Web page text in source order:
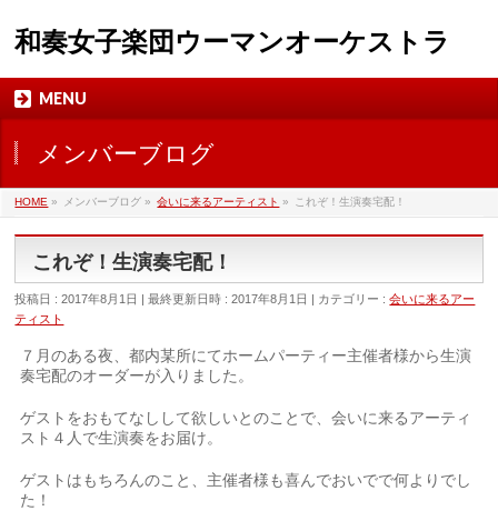
和奏女子楽団ウーマンオーケストラ
MENU
メンバーブログ
HOME » メンバーブログ » 会いに来るアーティスト » これぞ！生演奏宅配！
これぞ！生演奏宅配！
投稿日 : 2017年8月1日 最終更新日時 : 2017年8月1日 カテゴリー :会いに来るアー
ティスト
７月のある夜、都内某所にてホームパーティー主催者様から生演
奏宅配のオーダーが入りました。
ゲストをおもてなしして欲しいとのことで、会いに来るアーティ
スト４人で生演奏をお届け。
ゲストはもちろんのこと、主催者様も喜んでおいでで何よりでし
た！